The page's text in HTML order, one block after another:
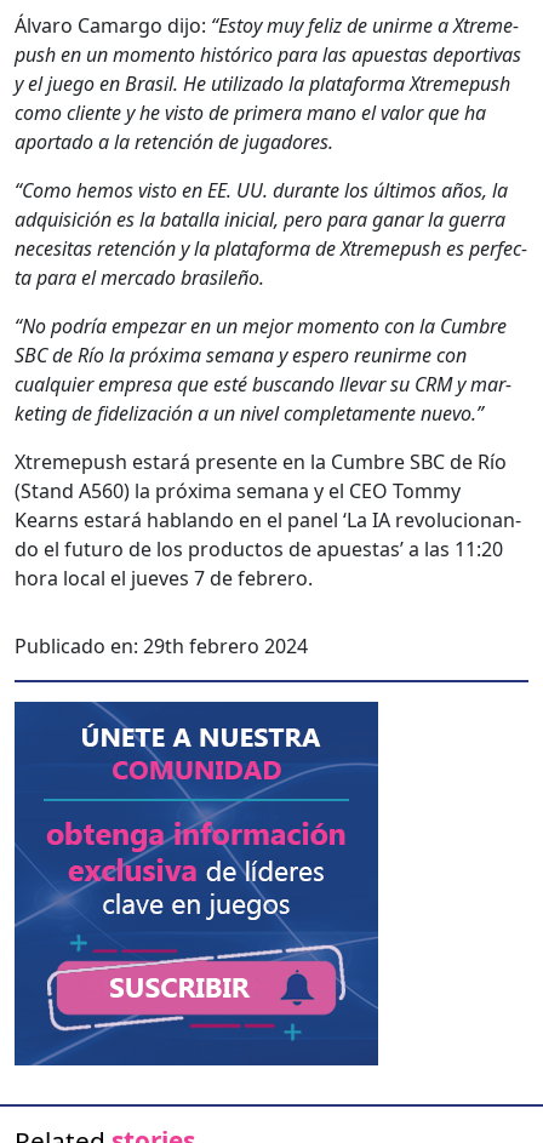
Álvaro Camar­go dijo: “Estoy muy feliz de unirme a Xtreme­
push en un momen­to históri­co para las apues­tas deporti­vas
y el juego en Brasil. He uti­liza­do la platafor­ma Xtreme­push
como cliente y he vis­to de primera mano el val­or que ha
apor­ta­do a la reten­ción de jugadores.
“Como hemos vis­to en EE. UU. durante los últi­mos años, la
adquisi­ción es la batal­la ini­cial, pero para ganar la guer­ra
nece­si­tas reten­ción y la platafor­ma de Xtreme­push es per­fec­
ta para el mer­ca­do brasileño.
“No podría empezar en un mejor momen­to con la Cum­bre
SBC de Río la próx­i­ma sem­ana y espero reunirme con
cualquier empre­sa que esté bus­can­do lle­var su CRM y mar­
ket­ing de fidelización a un niv­el com­ple­ta­mente nue­vo.”
Xtreme­push estará pre­sente en la Cum­bre SBC de Río
(Stand A560) la próx­i­ma sem­ana y el CEO Tom­my
Kearns estará hablan­do en el pan­el ‘La IA rev­olu­cio­nan­
do el futuro de los pro­duc­tos de apues­tas’ a las 11:20
hora local el jueves 7 de febrero.
Publicado en: 29th febrero 2024